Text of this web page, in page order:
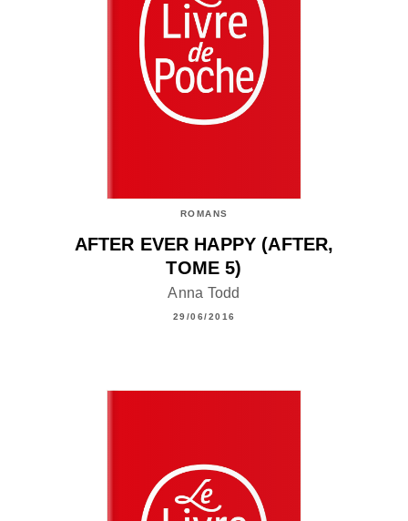
ROMANS
AFTER EVER HAPPY (AFTER,
TOME 5)
Anna Todd
29/06/2016